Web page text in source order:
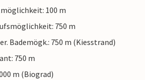
100 m
750 m
Bademögk.: 750 m (Kiesstrand)
750 m
m (Biograd)